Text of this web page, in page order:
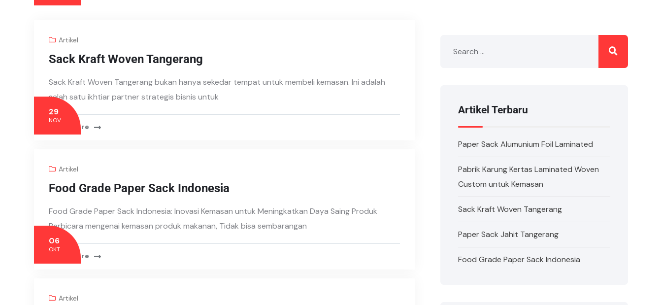
Artikel
Sack Kraft Woven Tangerang
Sack Kraft Woven Tangerang bukan hanya sekedar tempat untuk membeli kemasan. Ini adalah
salah satu ikhtiar partner strategis bisnis untuk
Read More
29
NOV
Artikel
Food Grade Paper Sack Indonesia
Food Grade Paper Sack Indonesia: Inovasi Kemasan untuk Meningkatkan Daya Saing Produk
Berbicara mengenai kemasan produk makanan, Tidak bisa sembarangan
Read More
06
OKT
Artikel
Artikel Terbaru
Paper Sack Alumunium Foil Laminated
Pabrik Karung Kertas Laminated Woven
Custom untuk Kemasan
Sack Kraft Woven Tangerang
Paper Sack Jahit Tangerang
Food Grade Paper Sack Indonesia